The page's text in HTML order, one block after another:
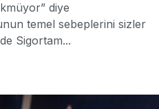
diye
temel sebeplerini sizler
Sigortam...